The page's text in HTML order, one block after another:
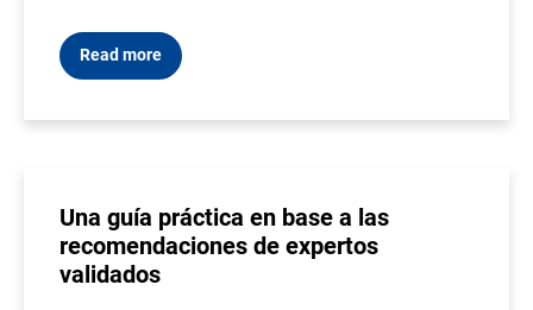
Read more
Una guía práctica en base a las
recomendaciones de expertos
validados